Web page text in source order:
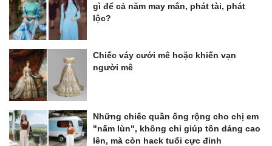
gì để cả năm may mắn, phát tài, phát
lộc?
Chiếc váy cưới mê hoặc khiến vạn
người mê
Những chiếc quần ống rộng cho chị em
"nấm lùn", không chỉ giúp tôn dáng cao
lên, mà còn hack tuổi cực đỉnh